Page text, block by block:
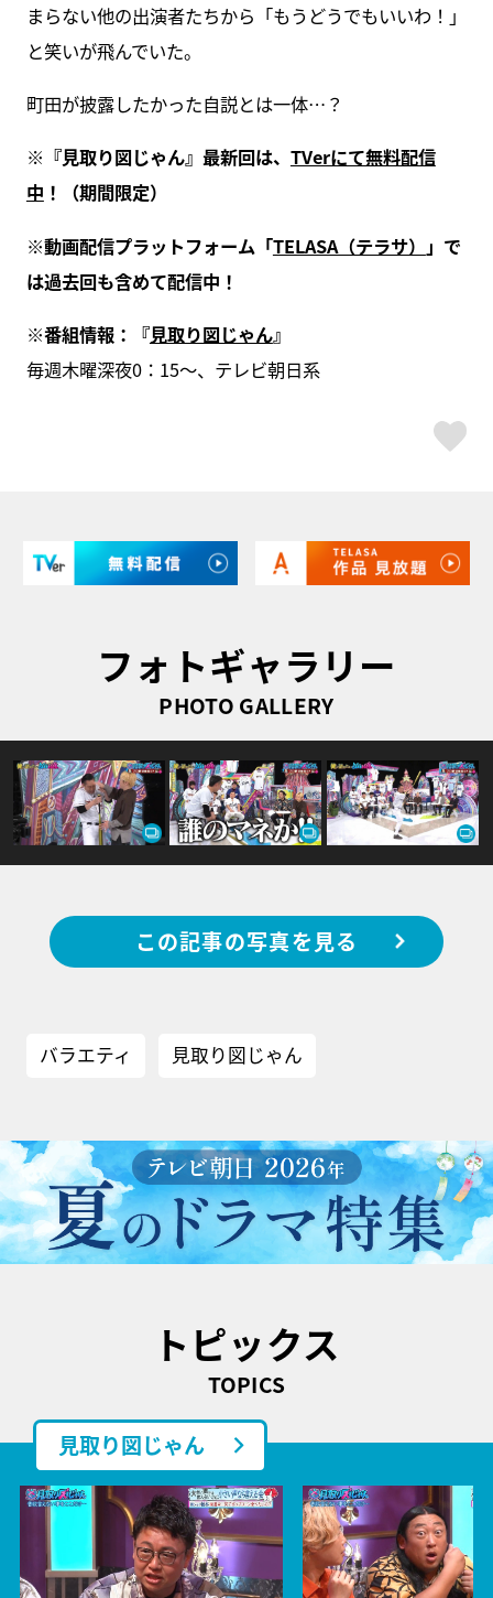
まらない他の出演者たちから「もうどうでもいいわ！」
と笑いが飛んでいた。
町田が披露したかった自説とは一体…？
※『見取り図じゃん』最新回は、 TVerにて無料配信
中 ！（期間限定）
※動画配信プラットフォーム「TELASA（テラサ） 」で
は過去回も含めて配信中！
※番組情報：『見取り図じゃん』
毎週木曜深夜0：15～、テレビ朝日系
フォトギャラリー
PHOTO GALLERY
この記事の写真を見る
バラエティ 見取り図じゃん
トピックス
TOPICS
見取り図じゃん